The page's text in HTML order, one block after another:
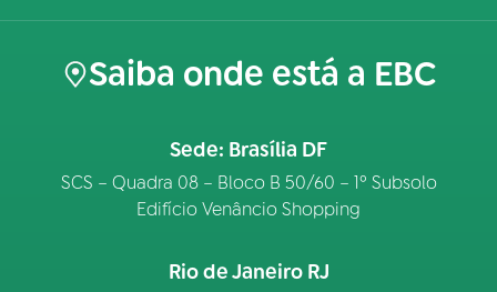
Saiba onde está a EBC
Sede: Brasília DF
SCS – Quadra 08 – Bloco B 50/60 – 1º Subsolo
Edifício Venâncio Shopping
Rio de Janeiro RJ